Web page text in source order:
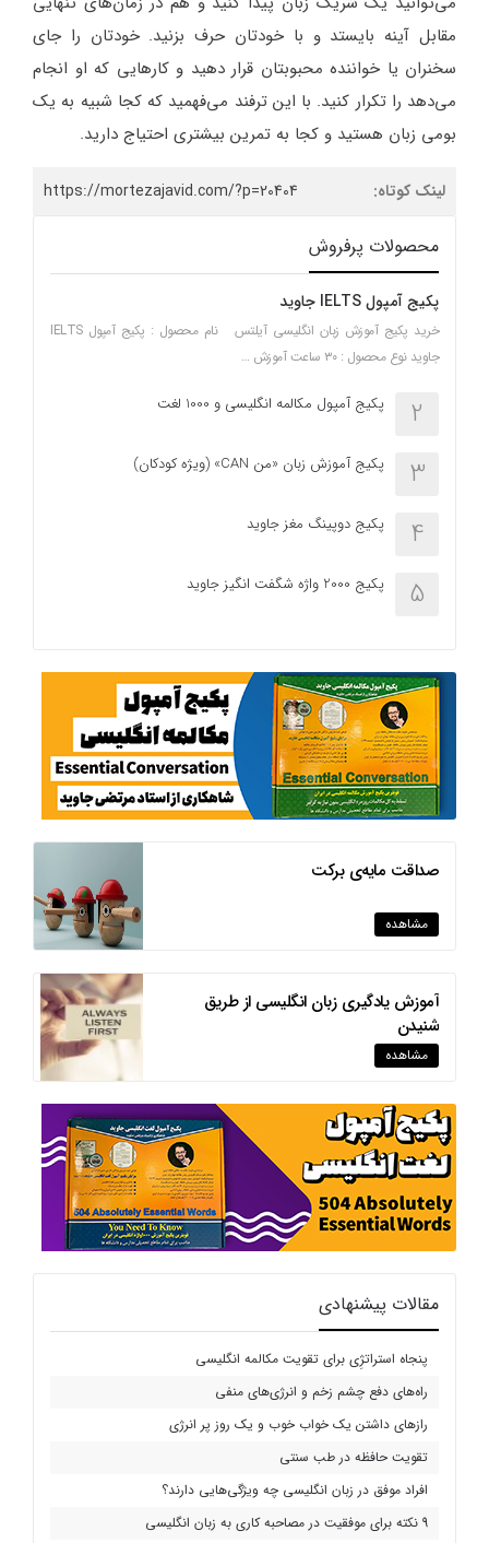
مقابل آینه بایستد و با خودتان حرف بزنید. خودتان را جای
سخنران یا خواننده محبوبتان قرار دهید و کارهایی که او انجام
می‌دهد را تکرار کنید. با این ترفند می‌فهمید که کجا شبیه به یک
بومی زبان هستید و کجا به تمرین بیشتری احتیاج دارید.
لینک کوتاه: https://mortezajavid.com/?p=20404
محصولات پرفروش
پکیج آمپول IELTS جاوید
خرید پکیج آموزش زبان انگلیسی آیلتس نام محصول : پکیج آمپول IELTS
جاوید نوع محصول : ۳۰ ساعت آموزش …
2 پکیج آمپول مکالمه انگلیسی و 1000 لغت
3 پکیج آموزش زبان «من CAN» (ویژه کودکان)
4 پکیج دوپینگ مغز جاوید
5 پکیج 2000 واژه شگفت انگیز جاوید
صداقت مایه‌ی برکت
مشاهده
آموزش یادگیری زبان انگلیسی از طریق
شنیدن
مشاهده
مقالات پیشنهادی
پنجاه استراتژِی برای تقویت مکالمه انگلیسی
راه‌های دفع چشم زخم و انرژی‌های منفی
رازهای داشتن یک خواب خوب و یک روز پر انرژی
تقویت حافظه در طب سنتی
افراد موفق در زبان انگلیسی چه ویژگی‌هایی دارند؟
9 نکته برای موفقیت در مصاحبه کاری به زبان انگلیسی